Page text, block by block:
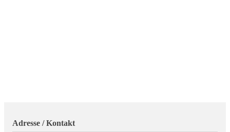
Adresse / Kontakt